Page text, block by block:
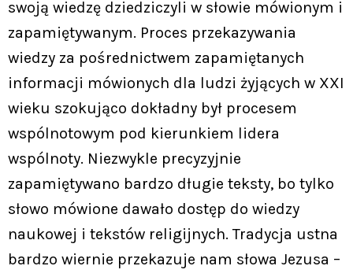
swoją wiedzę dziedziczyli w słowie mówionym i
zapamiętywanym. Proces przekazywania
wiedzy za pośrednictwem zapamiętanych
informacji mówionych dla ludzi żyjących w XXI
wieku szokująco dokładny był procesem
wspólnotowym pod kierunkiem lidera
wspólnoty. Niezwykle precyzyjnie
zapamiętywano bardzo długie teksty, bo tylko
słowo mówione dawało dostęp do wiedzy
naukowej i tekstów religijnych. Tradycja ustna
bardzo wiernie przekazuje nam słowa Jezusa –